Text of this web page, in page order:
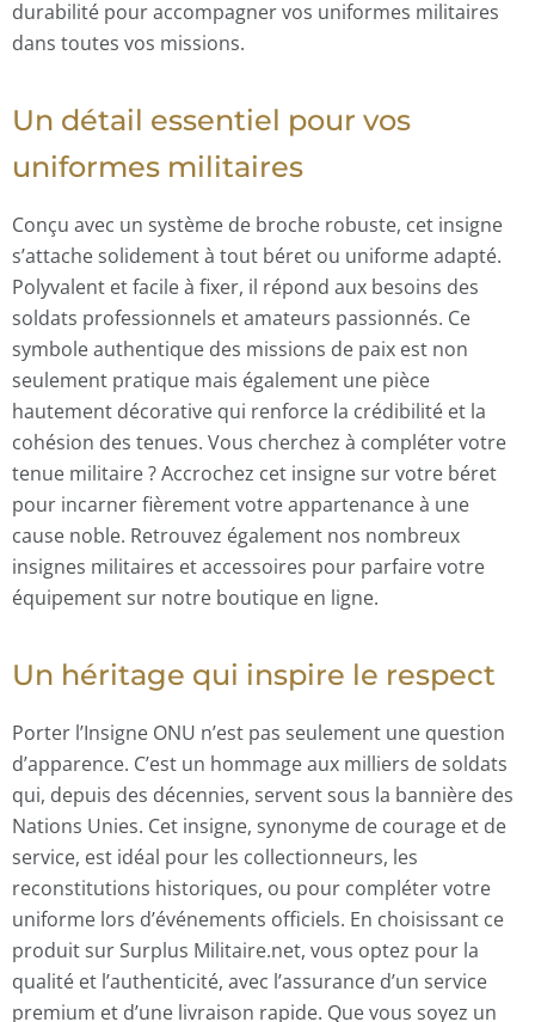
durabilité pour accompagner vos uniformes militaires
dans toutes vos missions.
Un détail essentiel pour vos
uniformes militaires
Conçu avec un système de broche robuste, cet insigne
s’attache solidement à tout béret ou uniforme adapté.
Polyvalent et facile à fixer, il répond aux besoins des
soldats professionnels et amateurs passionnés. Ce
symbole authentique des missions de paix est non
seulement pratique mais également une pièce
hautement décorative qui renforce la crédibilité et la
cohésion des tenues. Vous cherchez à compléter votre
tenue militaire ? Accrochez cet insigne sur votre béret
pour incarner fièrement votre appartenance à une
cause noble. Retrouvez également nos nombreux
insignes militaires et accessoires pour parfaire votre
équipement sur notre boutique en ligne.
Un héritage qui inspire le respect
Porter l’Insigne ONU n’est pas seulement une question
d’apparence. C’est un hommage aux milliers de soldats
qui, depuis des décennies, servent sous la bannière des
Nations Unies. Cet insigne, synonyme de courage et de
service, est idéal pour les collectionneurs, les
reconstitutions historiques, ou pour compléter votre
uniforme lors d’événements officiels. En choisissant ce
produit surSurplus Militaire.net, vous optez pour la
qualité et l’authenticité, avec l’assurance d’un service
premium et d’une livraison rapide. Que vous soyez un